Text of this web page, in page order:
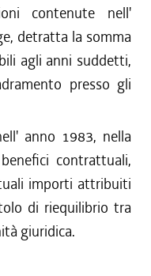
contenute nell'
detratta la somma
agli anni suddetti,
presso gli
anno 1983, nella
contrattuali,
importi attribuiti
di riequilibrio tra
giuridica.